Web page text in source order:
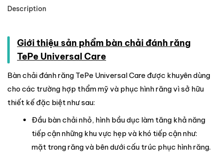
Description
Giới thiệu sản phẩm bàn chải đánh răng
TePe Universal Care
Bàn chải đánh răng TePe Universal Care được khuyên dùng
cho các trường hợp thẩm mỹ và phục hình răng vì sở hữu
thiết kế đặc biệt như sau:
Đầu bàn chải nhỏ, hình bầu dục làm tăng khả năng
tiếp cận những khu vực hẹp và khó tiếp cận như:
mặt trong răng và bên dưới cấu trúc phục hình răng.